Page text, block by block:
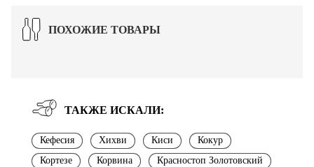
ПОХОЖИЕ ТОВАРЫ
ТАКЖЕ ИСКАЛИ:
Кефесия Хихви Киси
Кокур
Кортезе
Корвина
Красностоп Золотовский